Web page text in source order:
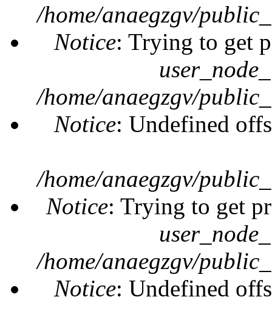
/home/anaegzgv/
Notice: Trying to get
/home/anaegzgv/
Notice: Undefined
/home/anaegzgv/
Notice: Trying to get
/home/anaegzgv/
Notice: Undefined